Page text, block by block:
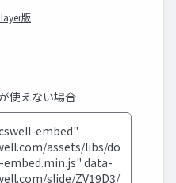
版
使えない場合